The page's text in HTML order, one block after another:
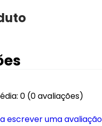
0 (0 avaliações)
escrever uma